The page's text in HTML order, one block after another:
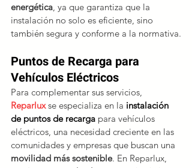
energética , ya que garantiza que la
instalación no solo es eficiente, sino
también segura y conforme a la normativa.
Puntos de Recarga para
Vehículos Eléctricos
Para complementar sus servicios,
Reparlux se especializa en la instalación
de puntos de recarga para vehículos
eléctricos, una necesidad creciente en las
comunidades y empresas que buscan una
movilidad más sostenible. En Reparlux,